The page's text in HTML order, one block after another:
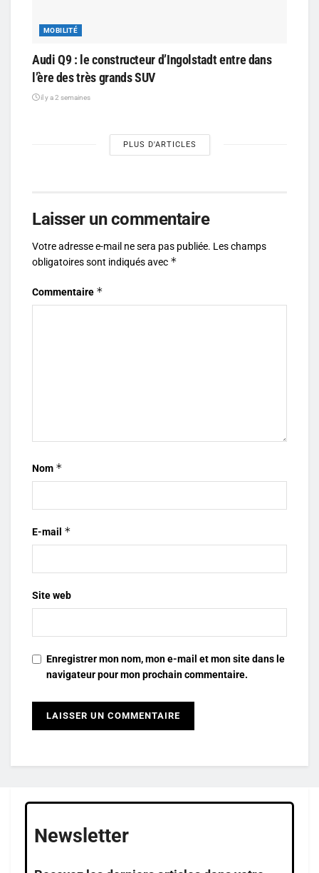
MOBILITÉ
Audi Q9 : le constructeur d’Ingolstadt entre dans
l’ère des très grands SUV
il y a 2 semaines
PLUS D'ARTICLES
Laisser un commentaire
Votre adresse e-mail ne sera pas publiée. Les champs
obligatoires sont indiqués avec *
Commentaire *
Nom *
E-mail *
Site web
Enregistrer mon nom, mon e-mail et mon site dans le
navigateur pour mon prochain commentaire.
Newsletter